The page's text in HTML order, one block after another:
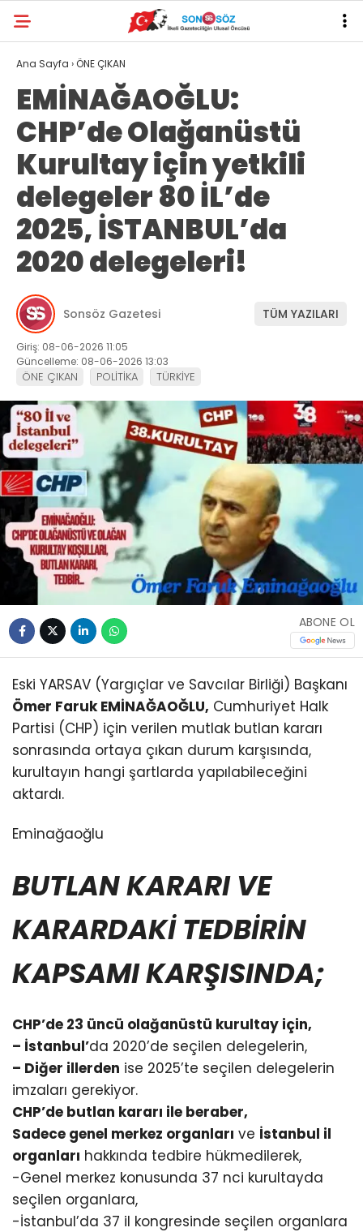
Ana Sayfa ›ÖNE ÇIKAN
EMİNAĞAOĞLU:
CHP’de Olağanüstü
Kurultay için yetkili
delegeler 80 İL’de
2025, İSTANBUL’da
2020 delegeleri!
Sonsöz Gazetesi TÜM YAZILARI
Giriş: 08-06-2026 11:05
Güncelleme: 08-06-2026 13:03
ÖNE ÇIKAN POLİTİKA TÜRKİYE
ABONE OL
Eski YARSAV (Yargıçlar ve Savcılar Birliği) Başkanı
Ömer Faruk EMİNAĞAOĞLU, Cumhuriyet Halk
Partisi (CHP) için verilen mutlak butlan kararı
sonrasında ortaya çıkan durum karşısında,
kurultayın hangi şartlarda yapılabileceğini
aktardı.
Eminağaoğlu
BUTLAN KARARI VE
KARARDAKİ TEDBİRİN
KAPSAMI KARŞISINDA;
CHP’de 23 üncü olağanüstü kurultay için,
– İstanbul’da 2020’de seçilen delegelerin,
– Diğer illerden ise 2025’te seçilen delegelerin
imzaları gerekiyor.
CHP’de butlan kararı ile beraber,
Sadece genel merkez organları ve İstanbul il
organları hakkında tedbire hükmedilerek,
-Genel merkez konusunda 37 nci kurultayda
seçilen organlara,
-İstanbul’da 37 il kongresinde seçilen organlara